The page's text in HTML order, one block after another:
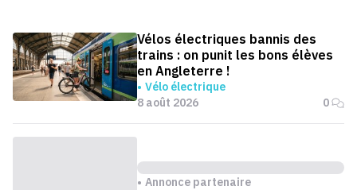
Vélos électriques bannis des
trains : on punit les bons élèves
en Angleterre !
Vélo électrique
8 août 2026
0
Annonce partenaire